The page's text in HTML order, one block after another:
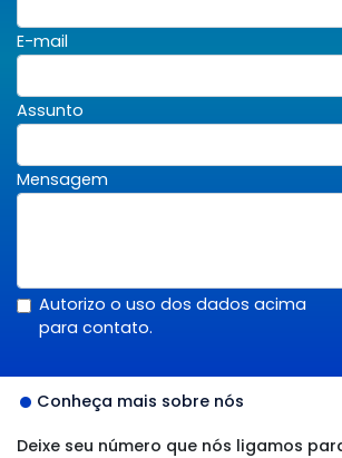
E-mail
Assunto
Mensagem
Autorizo o uso dos dados acima
para contato.
Conheça mais sobre nós
Deixe seu número que nós ligamos